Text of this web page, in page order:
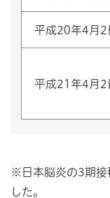
平成20年4月2
平成21年4月2
※日本脳炎の3期接
した。